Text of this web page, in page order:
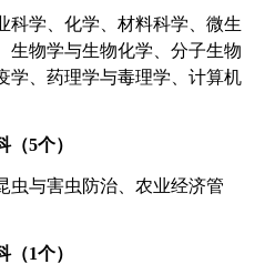
科学、化学、材料科学、微生
生物学与生物化学、分子生物
学、药理学与毒理学、计算机
（5个）
虫与害虫防治、 农业经济管
（1个）